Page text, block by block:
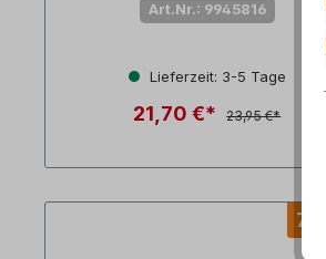
Art.Nr.: 9945816
Lieferzeit: 3-5 Tage
21,70 €* 23,95 €*
7 %